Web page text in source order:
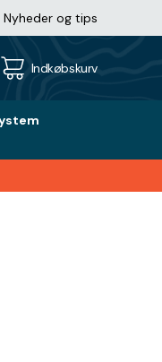
Nyheder og tips
Indkøbskurv